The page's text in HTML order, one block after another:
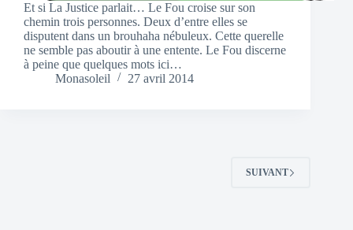
Et si La Justice parlait… Le Fou croise sur son
chemin trois personnes. Deux d’entre elles se
disputent dans un brouhaha nébuleux. Cette querelle
ne semble pas aboutir à une entente. Le Fou discerne
à peine que quelques mots ici…
Monasoleil
27 avril 2014
SUIVANT